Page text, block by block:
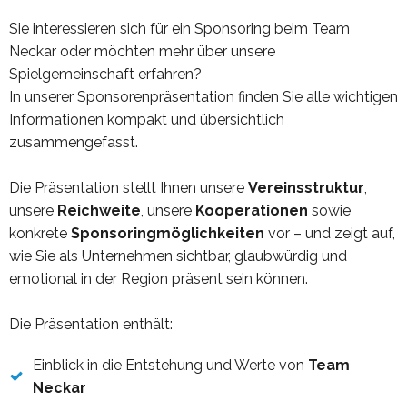
Sie interessieren sich für ein Sponsoring beim Team
Neckar oder möchten mehr über unsere
Spielgemeinschaft erfahren?
In unserer Sponsorenpräsentation finden Sie alle wichtigen
Informationen kompakt und übersichtlich
zusammengefasst.
Die Präsentation stellt Ihnen unsere Vereinsstruktur,
unsere Reichweite, unsere Kooperationen sowie
konkrete Sponsoringmöglichkeiten vor – und zeigt auf,
wie Sie als Unternehmen sichtbar, glaubwürdig und
emotional in der Region präsent sein können.
Die Präsentation enthält:
Einblick in die Entstehung und Werte von Team
Neckar